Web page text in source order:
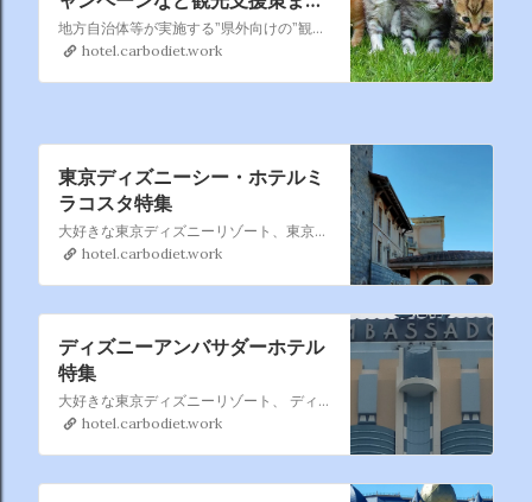
め｜県民割・GoToトラベル併
用も
地方自治体等が実施する”県外向けの”観光復興支援策（旅行・宿泊割引、プレミアム付宿泊券などの観光キャンペーン）を都道府県別に掲載しています。インターネットを探し回らなくても、一覧からお得な観光キャンペーンを見つけることできます。
hotel.carbodiet.work
東京ディズニーシー・ホテルミ
ラコスタ特集
大好きな東京ディズニーリゾート、東京ディズニーシー・ホテルミラコスタ のまとめページです。 過去分も含めて徐々に追加していきます、直営ホテルの中では一番利用しているかもです。
hotel.carbodiet.work
ディズニーアンバサダーホテル
特集
大好きな東京ディズニーリゾート、 ディズニーアンバサダーホテル もたまに 利用するのでこれもまとめページを作りました。 過去利用も含めて徐々に増やしていきます。
hotel.carbodiet.work